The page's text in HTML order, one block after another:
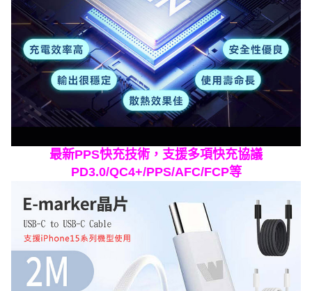
最新PPS快充技術，支援多項快充協議
PD3.0/QC4+/PPS/AFC/FCP等